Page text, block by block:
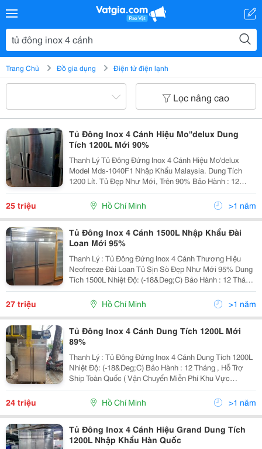
Trang Chủ Đồ gia dụng Điện tử điện lạnh
Lọc nâng cao
Tủ Đông Inox 4 Cánh Hiệu Mo''delux Dung
Tích 1200L Mới 90%
Thanh Lý Tủ Đông Đứng Inox 4 Cánh Hiệu Mo'delux
Model Mds-1040F1 Nhập Khẩu Malaysia. Dung Tích
1200 Lít. Tủ Đẹp Như Mới, Trên 90% Bảo Hành : 12
Tháng , Vận Chuyển Miễn Phí Khu Vực Tphcm. Thân Tủ
Được Thiết Kế Hoàn Bằng Inox 304 Chống Rỉ...
25 triệu Hồ Chí Minh >1 năm
Tủ Đông Inox 4 Cánh 1500L Nhập Khẩu Đài
Loan Mới 95%
Thanh Lý : Tủ Đông Đứng Inox 4 Cánh Thương Hiệu
Neofreeze Đài Loan Tủ Sịn Sò Đẹp Như Mới 95% Dung
Tích 1500L Nhiệt Độ: (-18&Deg;C) Bảo Hành : 12 Tháng
, Vận Chuyển Miễn Phí Khu Vực Tphcm. Thân Tủ Được
Thiết Kế Hoàn Bằng Inox 304 Chống Rỉ...
27 triệu Hồ Chí Minh >1 năm
Tủ Đông Inox 4 Cánh Dung Tích 1200L Mới
89%
Thanh Lý : Tủ Đông Đứng Inox 4 Cánh Dung Tích 1200L
Nhiệt Độ: (-18&Deg;C) Bảo Hành : 12 Tháng , Hỗ Trợ
Ship Toàn Quốc ( Vận Chuyển Miễn Phí Khu Vực
Tphcm) Thân Tủ Được Thiết Kế Hoàn Bằng Inox 304
Chống Rỉ Sét Độ Bền Cao Giữ Nhiệt Tốt. Tủ Có 4...
24 triệu Hồ Chí Minh >1 năm
Tủ Đông Inox 4 Cánh Hiệu Grand Dung Tích
1200L Nhập Khẩu Hàn Quốc